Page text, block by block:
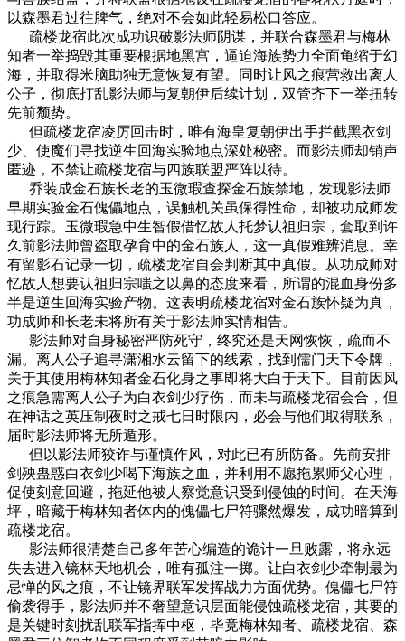
以森墨君过往脾气，绝对不会如此轻易松口答应。
疏楼龙宿此次成功识破影法师阴谋，并联合森墨君与梅林
知者一举捣毁其重要根据地黑宫，逼迫海族势力全面龟缩于幻
海，并取得米脑助独无意恢复有望。同时让风之痕营救出离人
公子，彻底打乱影法师与复朝伊后续计划，双管齐下一举扭转
先前颓势。
但疏楼龙宿凌厉回击时，唯有海皇复朝伊出手拦截黑衣剑
少、使魔们寻找逆生回海实验地点深处秘密。而影法师却销声
匿迹，不禁让疏楼龙宿与四族联盟严阵以待。
乔装成金石族长老的玉微瑕查探金石族禁地，发现影法师
早期实验金石傀儡地点，误触机关虽保得性命，却被功成师发
现行踪。玉微瑕急中生智假借忆故人托梦认祖归宗，套取到许
久前影法师曾盗取孕育中的金石族人，这一真假难辨消息。幸
有留影石记录一切，疏楼龙宿自会判断其中真假。从功成师对
忆故人想要认祖归宗嗤之以鼻的态度来看，所谓的混血身份多
半是逆生回海实验产物。这表明疏楼龙宿对金石族怀疑为真，
功成师和长老未将所有关于影法师实情相告。
影法师对自身秘密严防死守，终究还是天网恢恢，疏而不
漏。离人公子追寻潇湘水云留下的线索，找到儒门天下令牌，
关于其使用梅林知者金石化身之事即将大白于天下。目前因风
之痕急需离人公子为白衣剑少疗伤，而未与疏楼龙宿会合，但
在神话之英压制夜时之戒七日时限内，必会与他们取得联系，
届时影法师将无所遁形。
但以影法师狡诈与谨慎作风，对此已有所防备。先前安排
剑殃蛊惑白衣剑少喝下海族之血，并利用不愿拖累师父心理，
促使刻意回避，拖延他被人察觉意识受到侵蚀的时间。在天海
坪，暗藏于梅林知者体内的傀儡七尸符骤然爆发，成功暗算到
疏楼龙宿。
影法师很清楚自己多年苦心编造的诡计一旦败露，将永远
失去进入镜林天地机会，唯有孤注一掷。让白衣剑少牵制最为
忌惮的风之痕，不让镜界联军发挥战力方面优势。傀儡七尸符
偷袭得手，影法师并不奢望意识层面能侵蚀疏楼龙宿，其要的
是关键时刻扰乱联军指挥中枢，毕竟梅林知者、疏楼龙宿、森